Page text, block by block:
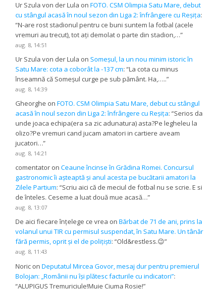
Ur Szula von der Lula onFOTO. CSM Olimpia Satu Mare, debut
cu stângul acasă în noul sezon din Liga 2: înfrângere cu Reșița:
“N-are rost stadionul pentru ce buni suntem la fotbal (acele
vremuri au trecut), tot ați demolat o parte din stadion,…”
aug. 8, 14:51
Ur Szula von der Lula on Someșul, la un nou minim istoric în
Satu Mare: cota a coborât la -137 cm: “La cota cu minus
înseamnă că Someșul curge pe sub pământ. Ha,…..”
aug. 8, 14:39
Gheorghe onFOTO. CSM Olimpia Satu Mare, debut cu stângul
acasă în noul sezon din Liga 2: înfrângere cu Reșița: “Serios da
unde joaca echipa(era sa zic adunatura) asta?Pe legheleu la
olizo?Pe vremuri cand jucam amatori in cartiere aveam
jucatori…”
aug. 8, 14:21
comentator onCeaune încinse în Grădina Romei. Concursul
gastronomic îi așteaptă și anul acesta pe bucătarii amatori la
Zilele Partium: “Scriu aici că de meciul de fotbal nu se scrie. E si
de înteles. Ceseme a luat două mue acasă…”
aug. 8, 13:07
De aici fiecare înțelege ce vrea onBărbat de 71 de ani, prins la
volanul unui TIR cu permisul suspendat, în Satu Mare. Un tânăr
fără permis, oprit și el de polițiști: “Old&restless.😉”
aug. 8, 11:43
Noric onDeputatul Mircea Govor, mesaj dur pentru premierul
Bolojan: „Românii nu își plătesc facturile cu indicatori”:
“ALUPIGUS Tremuriciule!Muie Ciuma Rosie!”